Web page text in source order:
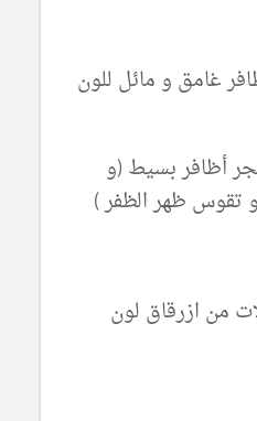
غامق و مائل للون
أظافر بسيط (و
تقوس ظهر الظفر )
من ازرقاق لون